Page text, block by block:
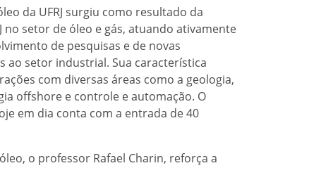
da UFRJ surgiu como resultado da
no setor de óleo e gás, atuando ativamente
de pesquisas e de novas
ao setor industrial. Sua característica
com diversas áreas como a geologia,
offshore e controle e automação. O
em dia conta com a entrada de 40
o professor Rafael Charin, reforça a